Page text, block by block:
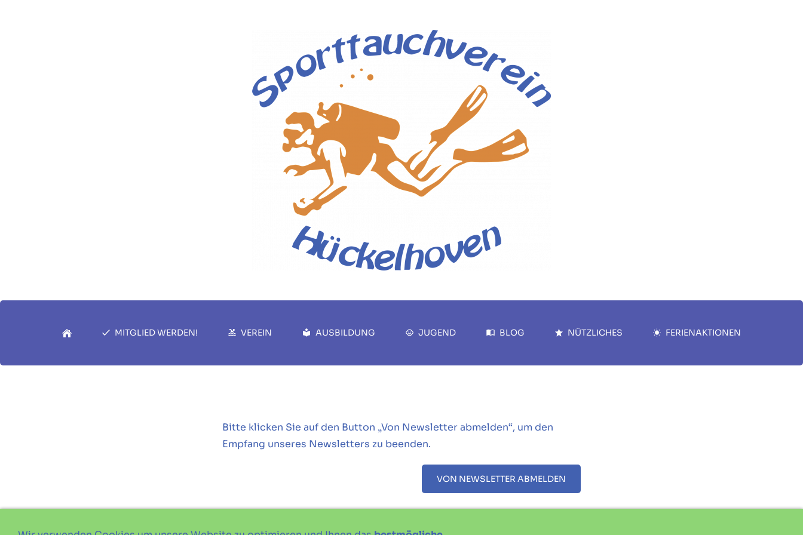
MITGLIED WERDEN! VEREIN AUSBILDUNG JUGEND BLOG NÜTZLICHES FERIENAKTIONEN
Bitte klicken Sie auf den Button „Von Newsletter abmelden“, um den
Empfang unseres Newsletters zu beenden.
VON NEWSLETTER ABMELDEN